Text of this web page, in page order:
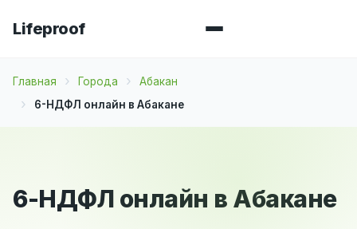
Lifeproof
Главная Города
Абакан
6-НДФЛ онлайн в Абакане
6-НДФЛ онлайн в Абакане